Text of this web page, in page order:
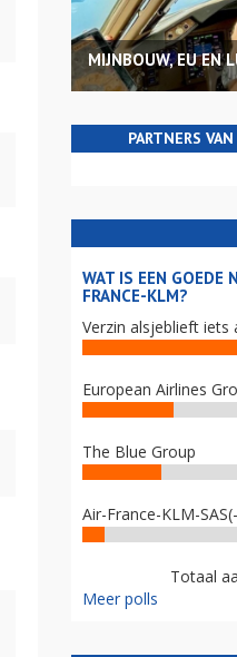
MIJNBOUW, EU EN
PARTNERS
WAT IS EEN GOEDE
FRANCE-KLM?
Verzin alsjeblieft iets
European Airlines
The Blue Group
Air-France-KLM-
Totaal
Meer polls